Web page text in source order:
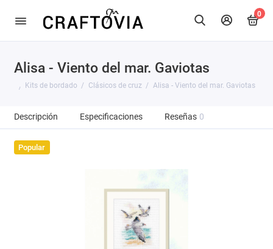
0
Alisa - Viento del mar. Gaviotas
Kits de bordado Clásicos de cruz Alisa - Viento del mar. Gaviotas
Descripción Especificaciones Reseñas 0
Popular